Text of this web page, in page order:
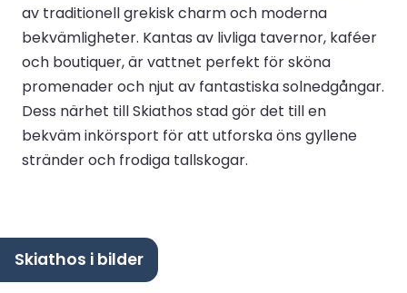
av traditionell grekisk charm och moderna
bekvämligheter. Kantas av livliga tavernor, kaféer
och boutiquer, är vattnet perfekt för sköna
promenader och njut av fantastiska solnedgångar.
Dess närhet till Skiathos stad gör det till en
bekväm inkörsport för att utforska öns gyllene
stränder och frodiga tallskogar.
Skiathos i bilder